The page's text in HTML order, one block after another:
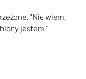
"Nie wiem,
jestem."